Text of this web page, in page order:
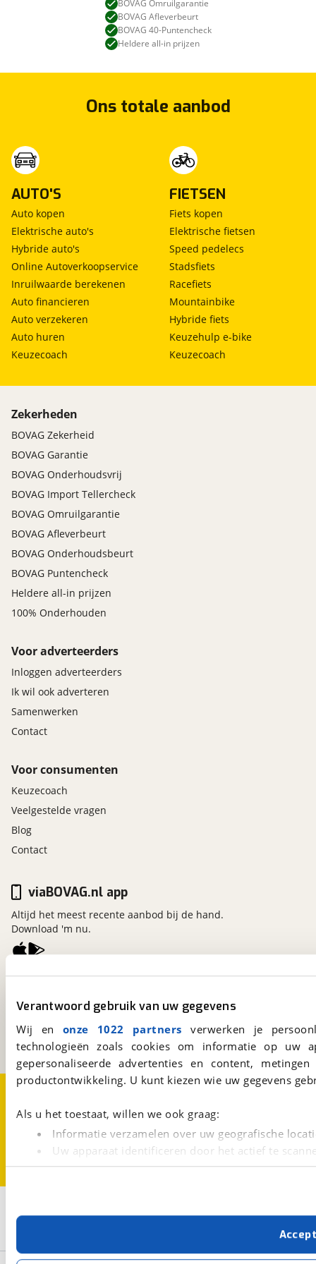
Verantwoord gebruik van uw gegevens
Wij en onze 1022 partners verwerken je
technologieën zoals cookies om informatie op
gepersonaliseerde advertenties en content,
productontwikkeling. U kunt kiezen wie uw gegevens
Als u het toestaat, willen we ook graag:
Informatie verzamelen over uw geografische
Uw apparaat identificeren door het actief te
Lees meer over hoe uw persoonlijke gegevens worden
Met cookies en vergelijkbare technieken zorgen we
cookies zorgen ervoor dat de website goed werkt.
verbeteren. We tonen je graag relevante advertenties
BOVAG Omruilgarantie
BOVAG Afleverbeurt
BOVAG 40-Puntencheck
Heldere all-in prijzen
Ons totale aanbod
AUTO'S
Auto kopen
Elektrische auto's
Hybride auto's
Online Autoverkoopservice
Inruilwaarde berekenen
Auto financieren
Auto verzekeren
Auto huren
Keuzecoach
FIETSEN
Fiets kopen
Elektrische fietsen
Speed pedelecs
Stadsfiets
Racefiets
Mountainbike
Hybride fiets
Keuzehulp e-bike
Keuzecoach
Zekerheden
BOVAG Zekerheid
BOVAG Garantie
BOVAG Onderhoudsvrij
BOVAG Import Tellercheck
BOVAG Omruilgarantie
BOVAG Afleverbeurt
BOVAG Onderhoudsbeurt
BOVAG Puntencheck
Heldere all-in prijzen
100% Onderhouden
Voor adverteerders
Inloggen adverteerders
Ik wil ook adverteren
Samenwerken
Contact
Voor consumenten
Keuzecoach
Veelgestelde vragen
Blog
Contact
Kosterijland15
3981 AJ Bunnik
Een initiatief van
BOVAG
viaBOVAG.nl app
Altijd het meest recente aanbod bij de hand.
Download 'm nu.
Over viaBOVAG.nl
Disclaimer- en Privacyverklaring